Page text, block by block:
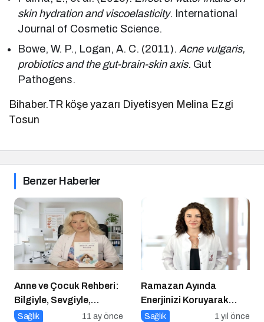
skin hydration and viscoelasticity. International
Journal of Cosmetic Science.
Bowe, W. P., Logan, A. C. (2011). Acne vulgaris,
probiotics and the gut-brain-skin axis. Gut
Pathogens.
Bihaber.TR köşe yazarı Diyetisyen Melina Ezgi
Tosun
Benzer Haberler
Anne ve Çocuk Rehberi:
Bilgiyle, Sevgiyle,
Güvenle
Sağlık 11 ay önce
Ramazan Ayında
Enerjinizi Koruyarak
Oruç Tutmanın Püf
Sağlık 1 yıl önce